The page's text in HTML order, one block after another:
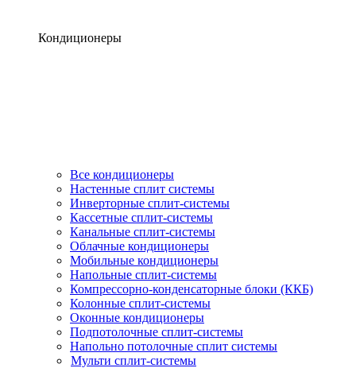
Кондиционеры
Все кондиционеры
Настенные сплит системы
Инверторные сплит-системы
Кассетные сплит-системы
Канальные сплит-системы
Облачные кондиционеры
Мобильные кондиционеры
Напольные сплит-системы
Компрессорно-конденсаторные блоки (ККБ)
Колонные сплит-системы
Оконные кондиционеры
Подпотолочные сплит-системы
Напольно потолочные сплит системы
Мульти сплит-системы